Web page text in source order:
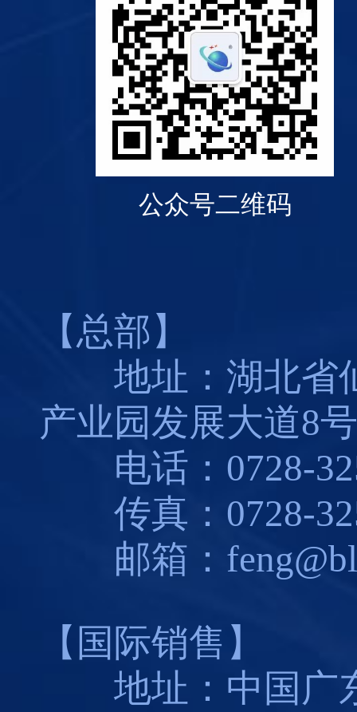
公众号二维码
【总部】
地址：湖北省
产业园发展大道8号
电话：0728-
传真：0728-
邮箱：
【国际销售】
地址：中国广